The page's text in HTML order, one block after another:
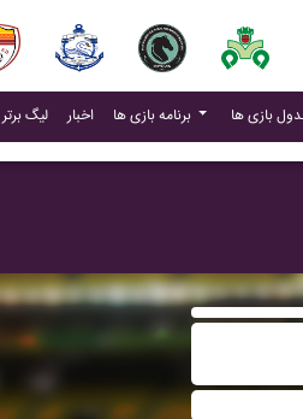
لیگ برتر اخبار(current) برنامه بازی ها